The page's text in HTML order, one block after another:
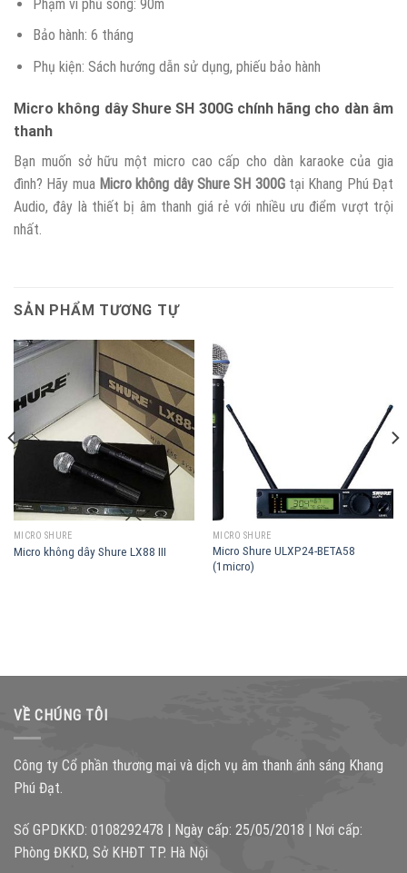
Phạm vi phủ sóng: 90m
Bảo hành: 6 tháng
Phụ kiện: Sách hướng dẫn sử dụng, phiếu bảo hành
Micro không dây Shure SH 300G chính hãng cho dàn âm
thanh
Bạn muốn sở hữu một micro cao cấp cho dàn karaoke của gia
đình? Hãy mua Micro không dây Shure SH 300Gtại Khang Phú Đạt
Audio, đây là thiết bị âm thanh giá rẻ với nhiều ưu điểm vượt trội
nhất.
SẢN PHẨM TƯƠNG TỰ
MICRO SHURE
Micro không dây Shure LX88 III
MICRO SHURE
Micro Shure ULXP24-BETA58
(1micro)
VỀ CHÚNG TÔI
Công ty Cổ phần thương mại và dịch vụ âm thanh ánh sáng Khang
Phú Đạt.
Số GPDKKD: 0108292478 | Ngày cấp: 25/05/2018 | Nơi cấp:
Phòng ĐKKD, Sở KHĐT TP. Hà Nội